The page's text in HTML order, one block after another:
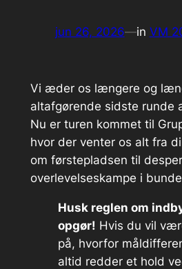
jun 26, 2026—in VM
Vi æder os længere og
altafgørende sidste runde
Nu er turen kommet til
hvor der venter os alt fra
om førstepladsen til
overlevelseskampe i
Husk reglen om
opgør! Hvis du vil
på, hvorfor
altid redder et hold